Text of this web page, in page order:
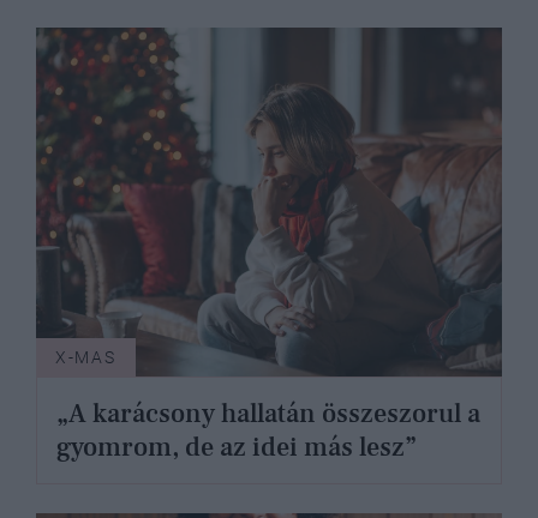
X-MAS
„A karácsony hallatán összeszorul a
gyomrom, de az idei más lesz”